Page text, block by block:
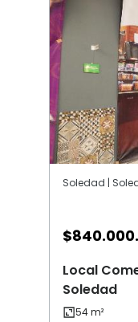
Soledad |
$
Local
Soledad